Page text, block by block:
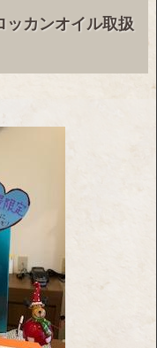
ッカンオイル取扱